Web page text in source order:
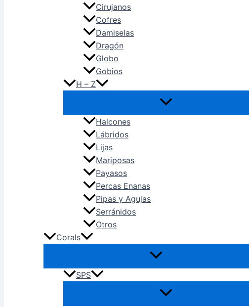
Cirujanos
Cofres
Damiselas
Dragón
Globo
Gobios
H – Z
Halcones
Lábridos
Lijas
Mariposas
Payasos
Percas Enanas
Pipas y Agujas
Serránidos
Otros
Corals
SPS